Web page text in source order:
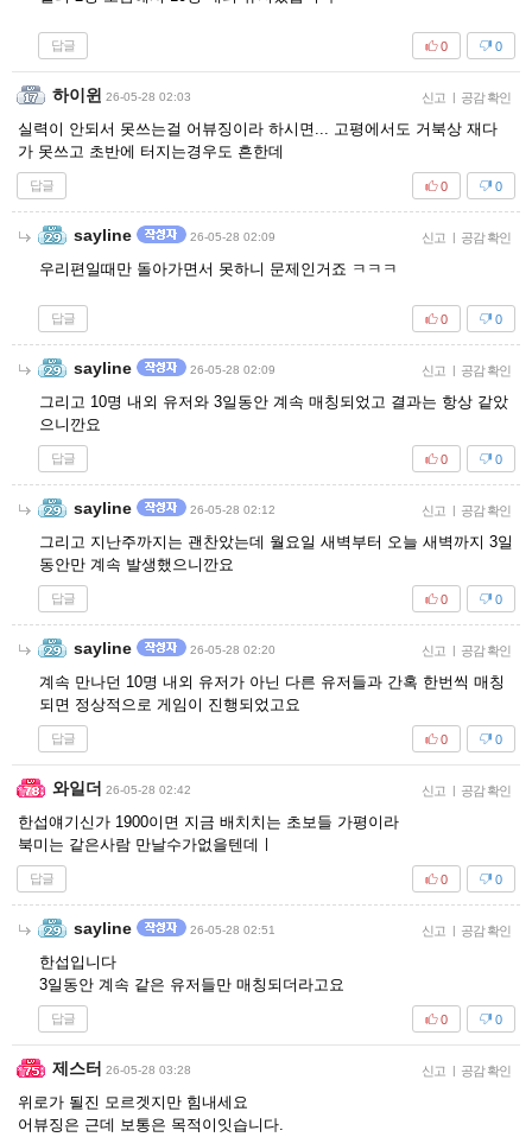
답글 0
0
하이윈 26-05-28 02:03 신고 | 공감 확인
실력이 안되서 못쓰는걸 어뷰징이라 하시면... 고평에서도 거북상 재다
가 못쓰고 초반에 터지는경우도 흔한데
답글 0
0
sayline 26-05-28 02:09 신고 | 공감 확인
우리편일때만 돌아가면서 못하니 문제인거죠 ㅋㅋㅋ
답글 0
0
sayline 26-05-28 02:09 신고 | 공감 확인
그리고 10명 내외 유저와 3일동안 계속 매칭되었고 결과는 항상 같았
으니깐요
답글 0
0
sayline 26-05-28 02:12 신고 | 공감 확인
그리고 지난주까지는 괜찬았는데 월요일 새벽부터 오늘 새벽까지 3일
동안만 계속 발생했으니깐요
답글 0
0
sayline 26-05-28 02:20 신고 | 공감 확인
계속 만나던 10명 내외 유저가 아닌 다른 유저들과 간혹 한번씩 매칭
되면 정상적으로 게임이 진행되었고요
답글 0
0
와일더 26-05-28 02:42 신고 | 공감 확인
한섭얘기신가 1900이면 지금 배치치는 초보들 가평이라
북미는 같은사람 만날수가없을텐데ㅣ
답글 0
0
sayline 26-05-28 02:51 신고 | 공감 확인
한섭입니다
3일동안 계속 같은 유저들만 매칭되더라고요
답글 0
0
제스터 26-05-28 03:28 신고 | 공감 확인
위로가 될진 모르겟지만 힘내세요
어뷰징은 근데 보통은 목적이잇습니다.